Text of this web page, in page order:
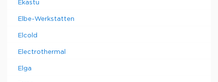
Ekastu
Elbe-Werkstatten
Elcold
Electrothermal
Elga